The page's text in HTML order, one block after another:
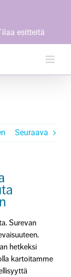
esitteitä
Seuraava
Surevan
hetkeksi
kartoitamme